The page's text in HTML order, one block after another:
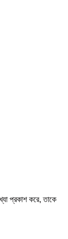
প্রকাশ করে, তাকে